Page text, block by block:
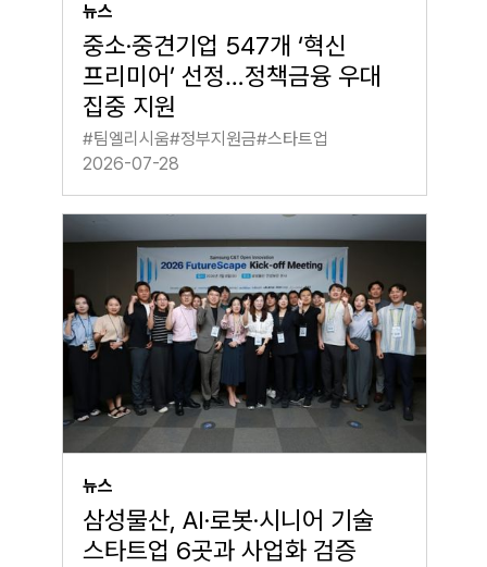
뉴스
중소·중견기업 547개 ‘혁신
프리미어’ 선정…정책금융 우대
집중 지원
#팀엘리시움#정부지원금#스타트업
2026-07-28
뉴스
삼성물산, AI·로봇·시니어 기술
스타트업 6곳과 사업화 검증